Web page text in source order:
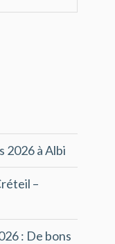
2026 à Albi
–
: De bons